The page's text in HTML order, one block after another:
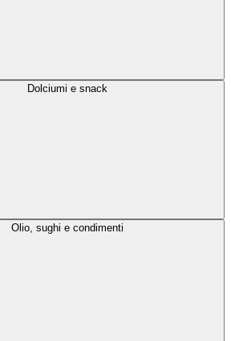
Dolciumi e snack
Olio, sughi e condimenti